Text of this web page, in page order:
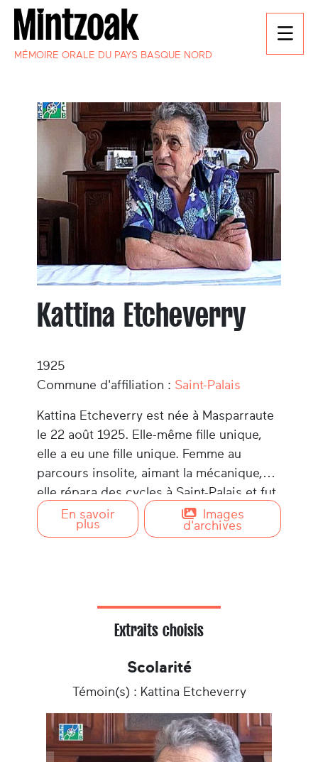
MÉMOIRE ORALE DU PAYS BASQUE NORD
Kattina Etcheverry
1925
Commune d'affiliation : Saint-Palais
Kattina Etcheverry est née à Masparraute
le 22 août 1925. Elle-même fille unique,
elle a eu une fille unique. Femme au
parcours insolite, aimant la mécanique,
elle répara des cycles à Saint-Palais et fut
chauffeur de taxi. Sportive, elle aimait
aller à la pêche et assister aux courses de
En savoir
plus
Images
d'archives
Extraits choisis
Scolarité
Témoin(s) : Kattina Etcheverry